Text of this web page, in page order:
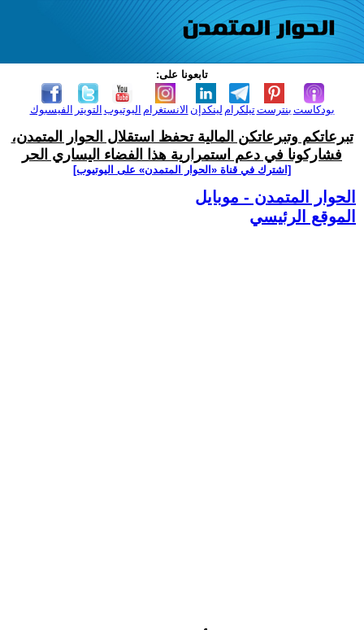
تابعونا على:
الفيسبوك التويتر اليوتيوب الانستغرام لينكدإن تيلكرامبنترست بودكاست
تبرعاتكم وتبرعاتكن المالية تحفظ استقلال الحوار المتمدن،
فشاركونا في دعم استمرارية هذا الفضاء اليساري الحر
[اشترك في قناة ‫«الحوار المتمدن» على اليوتيوب]
الحوار المتمدن - موبايل
الموقع الرئيسي